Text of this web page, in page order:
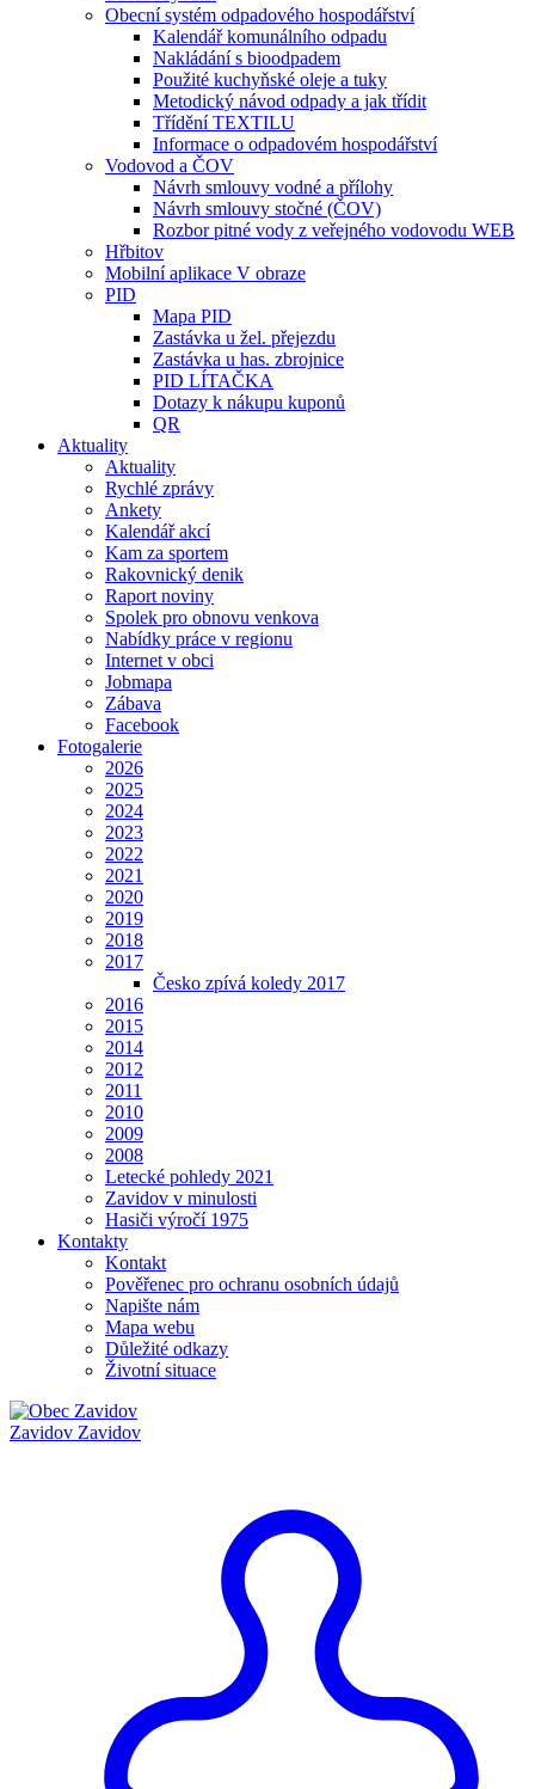
Obecní systém odpadového hospodářství
Kalendář komunálního odpadu
Nakládání s bioodpadem
Použité kuchyňské oleje a tuky
Metodický návod odpady a jak třídit
Třídění TEXTILU
Informace o odpadovém hospodářství
Vodovod a ČOV
Návrh smlouvy vodné a přílohy
Návrh smlouvy stočné (ČOV)
Rozbor pitné vody z veřejného vodovodu WEB
Hřbitov
Mobilní aplikace V obraze
PID
Mapa PID
Zastávka u žel. přejezdu
Zastávka u has. zbrojnice
PID LÍTAČKA
Dotazy k nákupu kuponů
QR
Aktuality
Aktuality
Rychlé zprávy
Ankety
Kalendář akcí
Kam za sportem
Rakovnický denik
Raport noviny
Spolek pro obnovu venkova
Nabídky práce v regionu
Internet v obci
Jobmapa
Zábava
Facebook
Fotogalerie
2026
2025
2024
2023
2022
2021
2020
2019
2018
2017
Česko zpívá koledy 2017
2016
2015
2014
2012
2011
2010
2009
2008
Letecké pohledy 2021
Zavidov v minulosti
Hasiči výročí 1975
Kontakty
Kontakt
Pověřenec pro ochranu osobních údajů
Napište nám
Mapa webu
Důležité odkazy
Životní situace
Zavidov Zavidov